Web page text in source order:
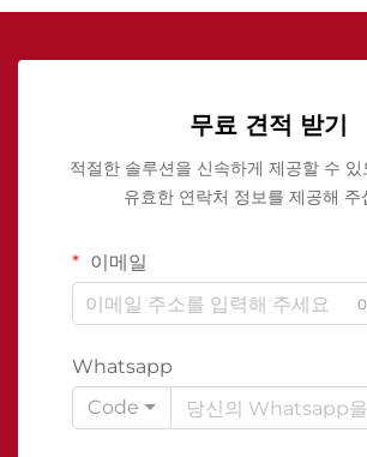
무료 견적 받기
적절한 솔루션을 신속하게 제공할 수
유효한 연락처 정보를 제공해 주
이메일
Whatsapp
Code